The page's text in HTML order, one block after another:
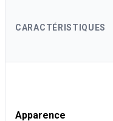
CARACTÉRISTIQUES
Apparence